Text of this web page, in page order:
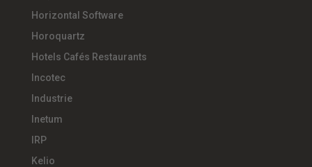
Horizontal Software
Horoquartz
Hotels Cafés Restaurants
Incotec
Industrie
Inetum
IRP
Kelio